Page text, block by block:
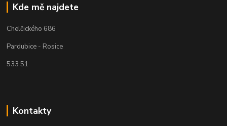
Kde mě najdete
Chelčického 686
Pardubice - Rosice
533 51
Kontakty